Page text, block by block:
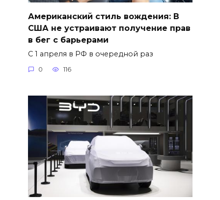
Американский стиль вождения: В
США не устраивают получение прав
в бег с барьерами
С 1 апреля в РФ в очередной раз
0 116